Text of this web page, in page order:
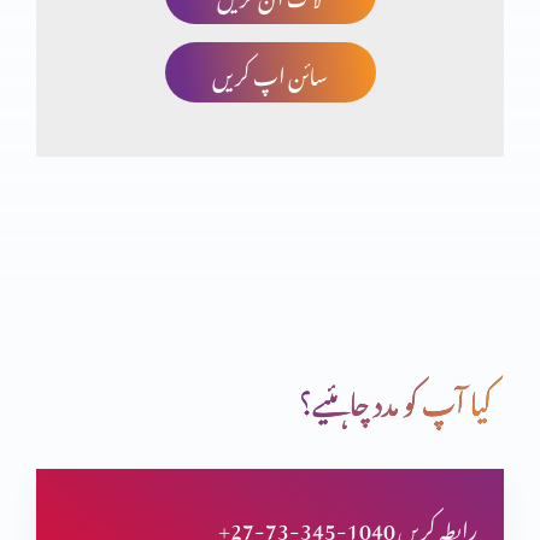
چھوٹا کون اور بڑا کون؟
خداوند شفقت میں غنی
سائن اپ کریں
کیا آپ کو مدد چاہئیے؟
+27-73-345-1040 رابطہ کریں